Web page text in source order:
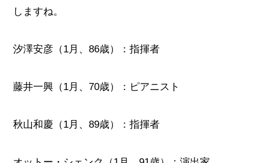
しますね。
汐澤安彦（1月、86歳）：指揮者
藤井一興（1月、70歳）：ピアニスト
秋山和慶（1月、89歳）：指揮者